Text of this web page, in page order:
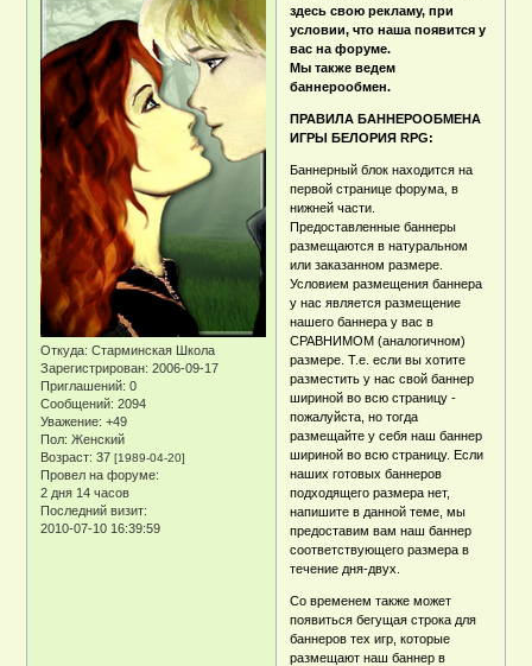
Откуда: Старминская Школа
Зарегистрирован: 2006-09-17
Приглашений: 0
Сообщений: 2094
Уважение: +49
Пол: Женский
Возраст: 37[1989-04-20]
Провел на форуме:
2 дня 14 часов
Последний визит:
2010-07-10 16:39:59
здесь свою рекламу, при
условии, что наша появится у
вас на форуме.
Мы также ведем
баннерообмен.
ПРАВИЛА БАННЕРООБМЕНА
ИГРЫ БЕЛОРИЯ RPG:
Баннерный блок находится на
первой странице форума, в
нижней части.
Предоставленные баннеры
размещаются в натуральном
или заказанном размере.
Условием размещения баннера
у нас является размещение
нашего баннера у вас в
СРАВНИМОМ (аналогичном)
размере. Т.е. если вы хотите
разместить у нас свой баннер
шириной во всю страницу -
пожалуйста, но тогда
размещайте у себя наш баннер
шириной во всю страницу. Если
наших готовых баннеров
подходящего размера нет,
напишите в данной теме, мы
предоставим вам наш баннер
соответствующего размера в
течение дня-двух.
Со временем также может
появиться бегущая строка для
баннеров тех игр, которые
размещают наш баннер в